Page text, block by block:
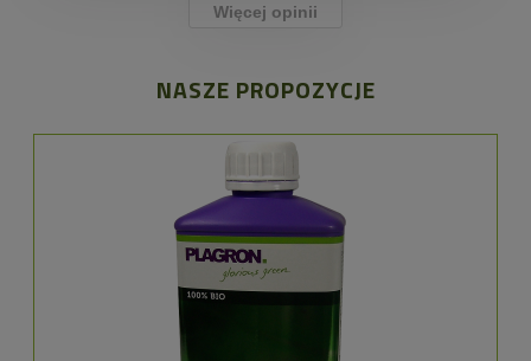
Więcej opinii
NASZE PROPOZYCJE